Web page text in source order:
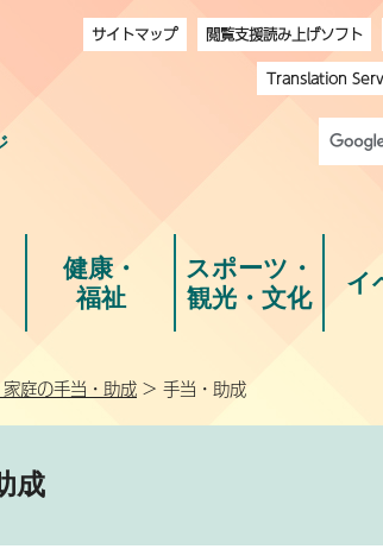
サイトマップ 閲覧支援読み上げソフト
Translation
健康・
福祉
スポーツ・
観光・文化
イ
庭の手当・助成 > 手当・助成
成